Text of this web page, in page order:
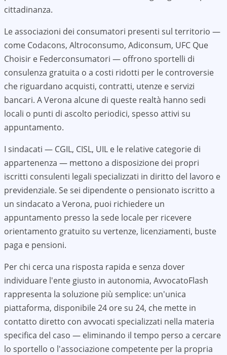
cittadinanza.
Le associazioni dei consumatori presenti sul territorio —
come Codacons, Altroconsumo, Adiconsum, UFC Que
Choisir e Federconsumatori — offrono sportelli di
consulenza gratuita o a costi ridotti per le controversie
che riguardano acquisti, contratti, utenze e servizi
bancari. AVerona alcune di queste realtà hanno sedi
locali o punti di ascolto periodici, spesso attivi su
appuntamento.
I sindacati — CGIL, CISL, UIL e le relative categorie di
appartenenza — mettono a disposizione dei propri
iscritti consulenti legali specializzati in diritto del lavoro e
previdenziale. Se sei dipendente o pensionato iscritto a
un sindacato a Verona, puoi richiedere un
appuntamento presso la sede locale per ricevere
orientamento gratuito su vertenze, licenziamenti, buste
paga e pensioni.
Per chi cerca una risposta rapida e senza dover
individuare l'ente giusto in autonomia, AvvocatoFlash
rappresenta la soluzione più semplice: un'unica
piattaforma, disponibile 24 ore su 24, che mette in
contatto diretto con avvocati specializzati nella materia
specifica del caso — eliminando il tempo perso a cercare
lo sportello o l'associazione competente per la propria